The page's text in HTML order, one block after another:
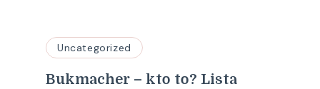
Uncategorized
Bukmacher – kto to? Lista